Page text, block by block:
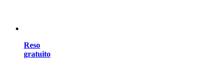
Reso
gratuito